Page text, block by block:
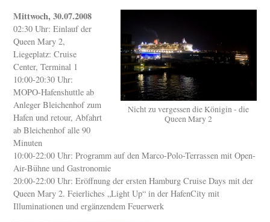
Nicht zu vergessen die Königin - die
Queen Mary 2
Mittwoch, 30.07.2008
02:30 Uhr: Einlauf der
Queen Mary 2,
Liegeplatz: Cruise
Center, Terminal 1
10:00-20:30 Uhr:
MOPO-Hafenshuttle ab
Anleger Bleichenhof zum
Hafen und retour, Abfahrt
ab Bleichenhof alle 90
Minuten
10:00-22:00 Uhr: Programm auf den Marco-Polo-Terrassen mit Open-
Air-Bühne und Gastronomie
20:00-22:00 Uhr: Eröffnung der ersten Hamburg Cruise Days mit der
Queen Mary 2. Feierliches „Light Up“ in der HafenCity mit
Illuminationen und ergänzendem Feuerwerk